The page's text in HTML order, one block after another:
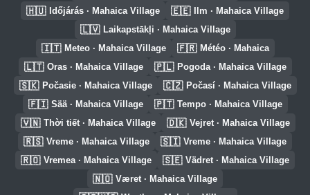
🇭🇺 Időjárás · Mahaica Village 🇪🇪 Ilm · Mahaica Village
🇱🇻 Laikapstākļi · Mahaica Village
🇮🇹 Meteo · Mahaica Village 🇫🇷 Météo · Mahaica
🇱🇹 Oras · Mahaica Village 🇵🇱 Pogoda · Mahaica Village
🇸🇰 Počasie · Mahaica Village 🇨🇿 Počasí · Mahaica Village
🇫🇮 Sää · Mahaica Village 🇵🇹 Tempo · Mahaica Village
🇻🇳 Thời tiết · Mahaica Village 🇩🇰 Vejret · Mahaica Village
🇷🇸 Vreme · Mahaica Village 🇸🇮 Vreme · Mahaica Village
🇷🇴 Vremea · Mahaica Village 🇸🇪 Vädret · Mahaica Village
🇳🇴 Været · Mahaica Village